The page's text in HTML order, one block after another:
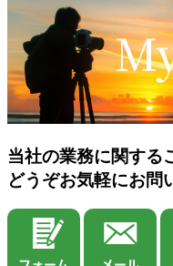
当社の業務に関する
どうぞお気軽にお問